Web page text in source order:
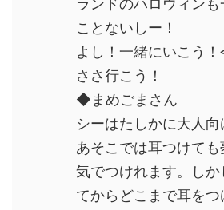
ランドのハロウィン
ことないしー！
よし！一緒にいこう！
ささ行こう！
◆まめごまさん
シーはたしかに大人向
あそこでは耳つけて
気でつけれます。し
てからどこまで耳を